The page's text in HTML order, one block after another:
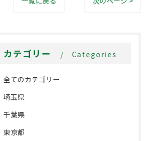
カテゴリー Categories
全てのカテゴリー
埼玉県
千葉県
東京都